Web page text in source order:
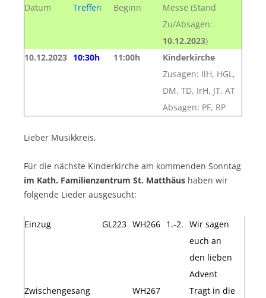
Datum Treffen Beginn
Messe (Stand
Zu/Absagen:
10.12.2023)
10.12.2023 10:30h 11:00h
Kinderkirche
Zusagen: IlH, HGL,
DM, TD, IrH, JT, AT
Absagen: PF, RP
Lieber Musikkreis,
Für die nächste Kinderkirche am kommenden Sonntag
im Kath. Familienzentrum St. Matthäus haben wir
folgende Lieder ausgesucht:
Einzug GL223 WH266 1.-2. Wir sagen
euch an
den lieben
Advent
Zwischengesang
WH267
Tragt in die